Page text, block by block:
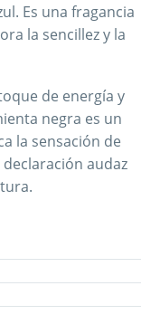
Es una fragancia
la sencillez y la
de energía y
negra es un
la sensación de
audaz